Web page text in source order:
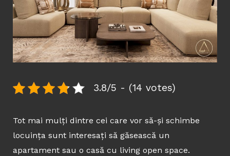
3.8/5 - (14 votes)
Tot mai mulți dintre cei care vor să-și schimbe
locuința sunt interesați să găsească un
apartament sau o casă cu living open space.